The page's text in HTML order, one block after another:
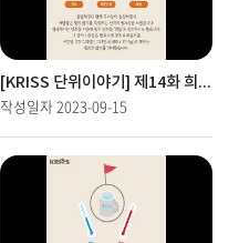
[KRISS 단위이야기] 제14화 희망을 밝히는 빛, 광도의 단위 cd(칸델라)
작성일자2023-09-15